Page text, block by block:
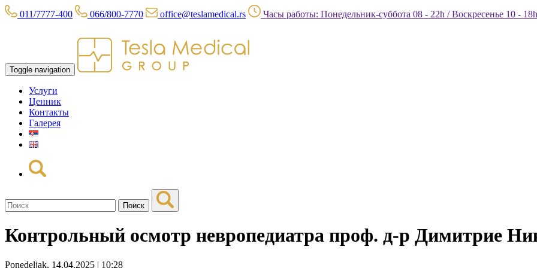
011/7777-400 066/800-7770 office@teslamedical.rs Часы работы: Понедельник-суббота 08 - 22h / Воскресенье 10 - 18h
Toggle navigation
Услуги
Ценник
Контакты
Галерея
Поиск
Контрольный осмотр невропедиатра проф. д-р Димитрие
Ponedeljak, 14.04.2025 | 10:28